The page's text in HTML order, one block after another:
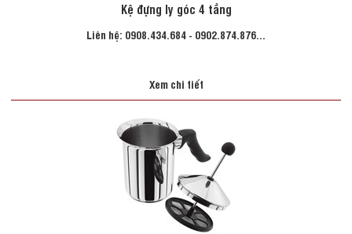
Kệ đựng ly góc 4 tầng
Liên hệ: 0908.434.684 - 0902.874.876...
Xem chi tiết